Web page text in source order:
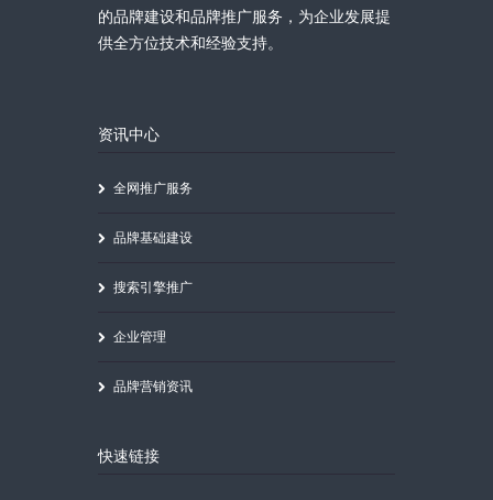
的品牌建设和品牌推广服务，为企业发展提
供全方位技术和经验支持。
资讯中心
全网推广服务
品牌基础建设
搜索引擎推广
企业管理
品牌营销资讯
快速链接